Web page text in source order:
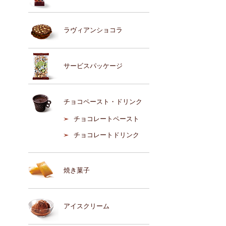
ラヴィアンショコラ
サービスパッケージ
チョコペースト・ドリンク
チョコレートペースト
チョコレートドリンク
焼き菓子
アイスクリーム